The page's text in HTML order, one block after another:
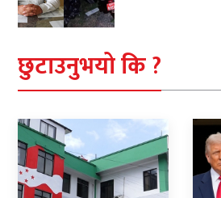
छुटाउनुभयो कि ?